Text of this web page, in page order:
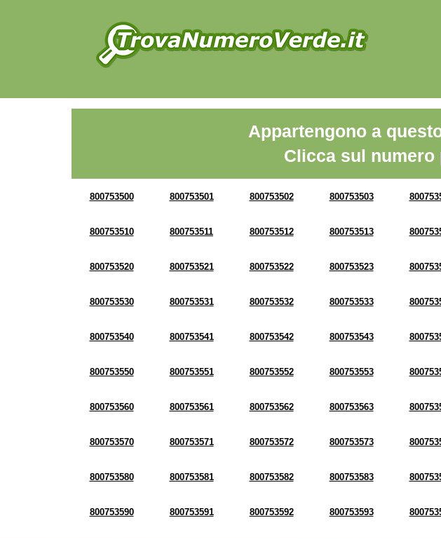
Appartengono a
Clicca sul
800753500 800753501 800753502 800753503
800753510 800753511 800753512 800753513
800753520 800753521 800753522 800753523
800753530 800753531 800753532 800753533
800753540 800753541 800753542 800753543
800753550 800753551 800753552 800753553
800753560 800753561 800753562 800753563
800753570 800753571 800753572 800753573
800753580 800753581 800753582 800753583
800753590 800753591 800753592 800753593